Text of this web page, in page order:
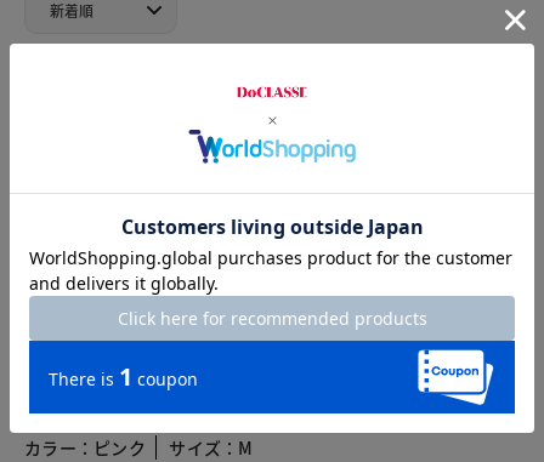
2025.12.02
身長159cm
サイズ：M
鹿の子柄ニットと、今まで持っていなかった袖丈と袖のふんわ
りした感じがとってもかわいくてお気に入りです。
くろすけ 身長161cm 体型普通
カラー：ピンク
サイズ：M